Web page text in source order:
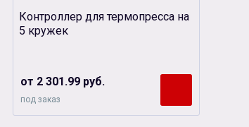
Контроллер для термопресса на
5 кружек
от 2 301.99 руб.
под заказ